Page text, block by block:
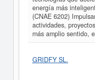
energía más
(CNAE 6202)
actividades,
más amplio sentido,
GRIDFY SL.